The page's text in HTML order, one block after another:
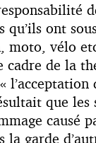
qu’ils ont
moto, vélo
cadre de la
l’acceptation
que les
causé
la garde